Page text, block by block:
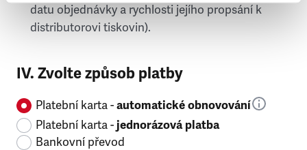
datu objednávky a rychlosti jejího propsání k
distributorovi tiskovin).
IV. Zvolte způsob platby
Platební karta -automatické obnovování
Platební karta -jednorázová platba
Bankovní převod